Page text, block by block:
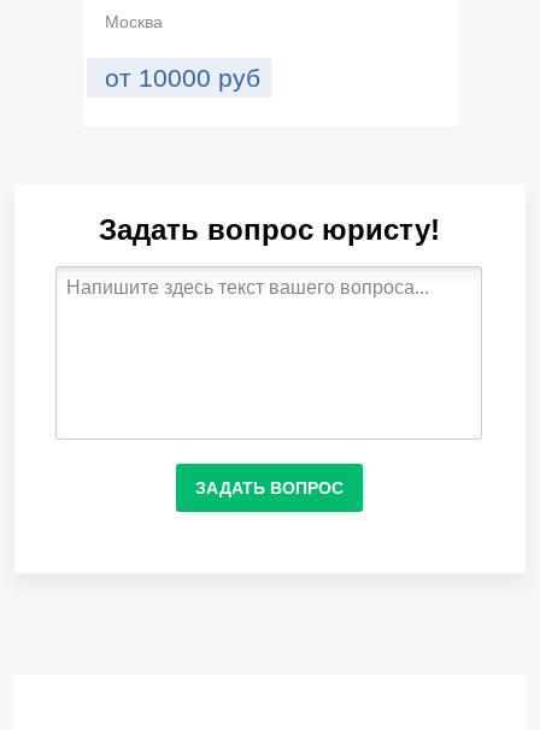
Москва
от 10000 руб
Задать вопрос юристу!
ЗАДАТЬ ВОПРОС